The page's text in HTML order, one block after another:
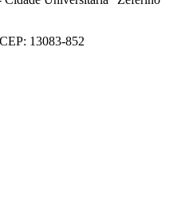
13083-852